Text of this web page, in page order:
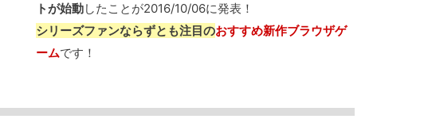
トが始動したことが2016/10/06に発表！
シリーズファンならずとも注目のおすすめ新作ブラウザゲ
ームです！